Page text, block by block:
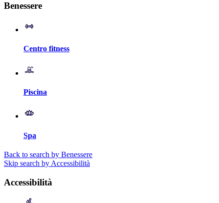
Benessere
Centro fitness
Piscina
Spa
Back to search by Benessere
Skip search by Accessibilità
Accessibilità